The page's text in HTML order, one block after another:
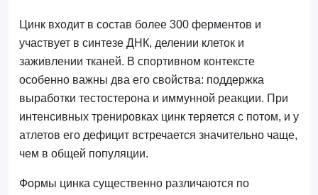
Цинк входит в состав более 300 ферментов и
участвует в синтезе ДНК, делении клеток и
заживлении тканей. В спортивном контексте
особенно важны два его свойства: поддержка
выработки тестостерона и иммунной реакции. При
интенсивных тренировках цинк теряется с потом, и у
атлетов его дефицит встречается значительно чаще,
чем в общей популяции.
Формы цинка существенно различаются по